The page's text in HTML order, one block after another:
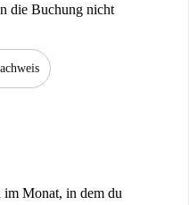
die Buchung nicht
Monat, in dem du